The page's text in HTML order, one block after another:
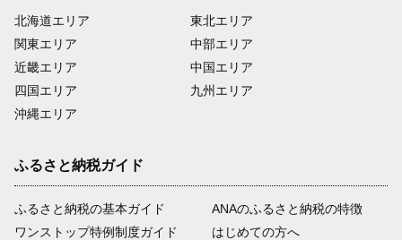
北海道エリア
関東エリア
近畿エリア
四国エリア
沖縄エリア
東北エリア
中部エリア
中国エリア
九州エリア
ふるさと納税ガイド
ふるさと納税の基本ガイド
ワンストップ特例制度ガイド
ANAのふるさと納税の特徴
はじめての方へ